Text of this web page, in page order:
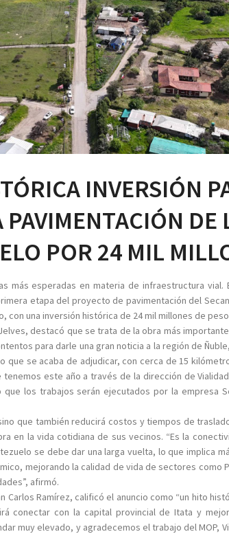
INVERSIÓN
PAVIMENTACIÓN DE
POR 24 MIL
más esperadas en materia de infraestructura vial.
etapa del proyecto de pavimentación del
con una inversión histórica de 24 mil millones de
destacó que se trata de la obra más
para darle una gran noticia a la región de
que se acaba de adjudicar, con cerca de 15
tenemos este año a través de la dirección de
que los trabajos serán ejecutados por la empresa
que también reducirá costos y tiempos de
en la vida cotidiana de sus vecinos. “Es la
se debe dar una larga vuelta, lo que implica
mejorando la calidad de vida de sectores como
afirmó.
Carlos Ramírez, calificó el anuncio como “un hito
conectar con la capital provincial de Itata y
muy elevado, y agradecemos el trabajo del MOP,